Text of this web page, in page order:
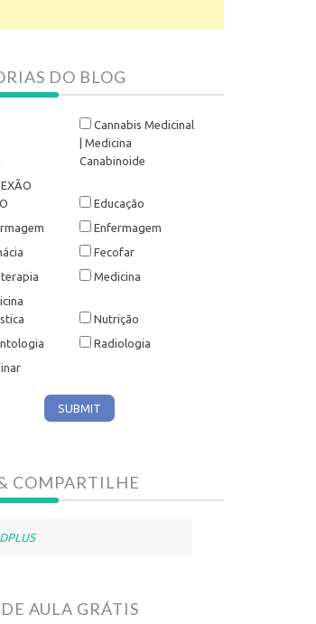
DO BLOG
Cannabis Medicinal
| Medicina
Canabinoide
Educação
Enfermagem
Fecofar
Medicina
Nutrição
Radiologia
COMPARTILHE
AULA GRÁTIS